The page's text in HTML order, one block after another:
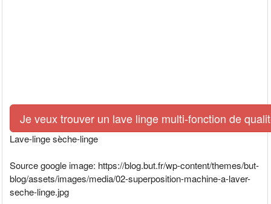
Je veux trouver un lave linge multi-fonction de
Lave-linge sèche-linge
Source google image: https://blog.but.fr/wp-content/themes/but-
blog/assets/images/media/02-superposition-machine-a-laver-
seche-linge.jpg